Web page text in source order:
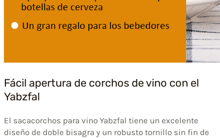
Fácil apertura de corchos de vino con el
Yabzfal
El sacacorchos para vino Yabzfal tiene un excelente
diseño de doble bisagra y un robusto tornillo sin fin de